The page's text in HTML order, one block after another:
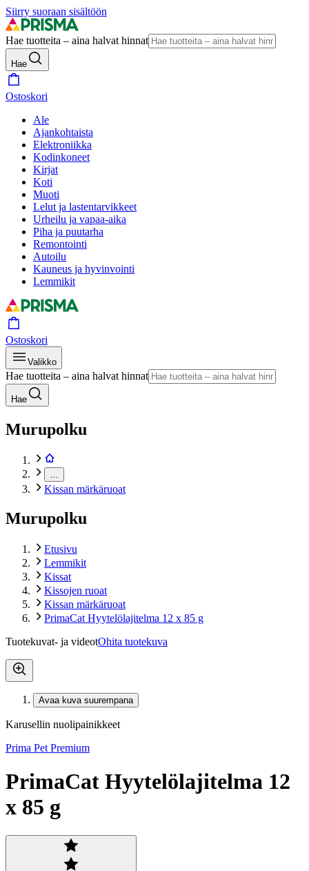
Siirry suoraan sisältöön
Hae tuotteita – aina halvat hinnat
Hae
Ostoskori
Ale
Ajankohtaista
Elektroniikka
Kodinkoneet
Kirjat
Koti
Muoti
Lelut ja lastentarvikkeet
Urheilu ja vapaa-aika
Piha ja puutarha
Remontointi
Autoilu
Kauneus ja hyvinvointi
Lemmikit
Ostoskori
Valikko
Hae tuotteita – aina halvat hinnat
Hae
Murupolku
Kissan märkäruoat
Murupolku
Etusivu
Lemmikit
Kissat
Kissojen ruoat
Kissan märkäruoat
PrimaCat Hyytelölajitelma 12 x 85 g
Tuotekuvat- ja videotOhita tuotekuva
Avaa kuva suurempana
Karusellin nuolipainikkeet
Prima Pet Premium
PrimaCat Hyytelölajitelma 12
x 85 g